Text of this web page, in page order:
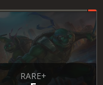
RARE+